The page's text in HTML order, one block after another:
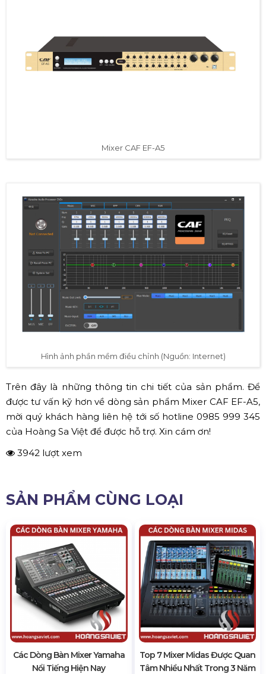
Mixer CAF EF-A5
Hình ảnh phần mềm điều chỉnh (Nguồn: Internet)
Trên đây là những thông tin chi tiết của sản phẩm. Để
được tư vấn kỹ hơn về dòng sản phẩm Mixer CAF EF-A5,
mời quý khách hàng liên hệ tới số hotline 0985 999 345
của Hoàng Sa Việt để được hỗ trợ. Xin cám ơn!
3942 lượt xem
SẢN PHẨM CÙNG LOẠI
Các Dòng Bàn Mixer Yamaha
Nổi Tiếng Hiện Nay
Top 7 Mixer Midas Được Quan
Tâm Nhiều Nhất Trong 3 Năm